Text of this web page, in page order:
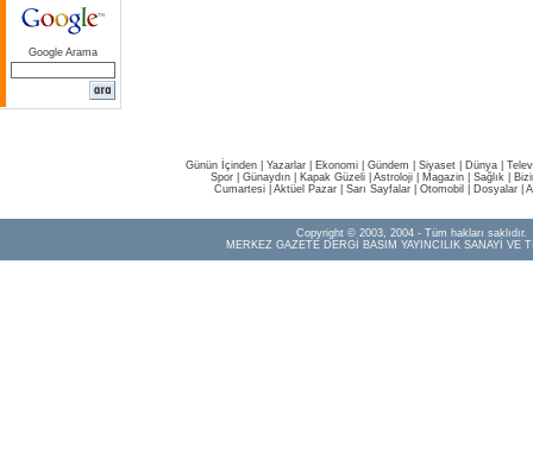
Google Arama
Günün İçinden Yazarlar Ekonomi Gündem Siyaset Dünya |
Spor
Günaydın Kapak Güzeli Astroloji Magazin Sağlık
Cumartesi| Aktüel Pazar| Sarı Sayfalar| Otomobil Dosyalar|
Copyright © 2003, 2004 - Tüm hakları saklıdır.
MERKEZ GAZETE DERGİ BASIM YAYINCILIK SANAYİ VE